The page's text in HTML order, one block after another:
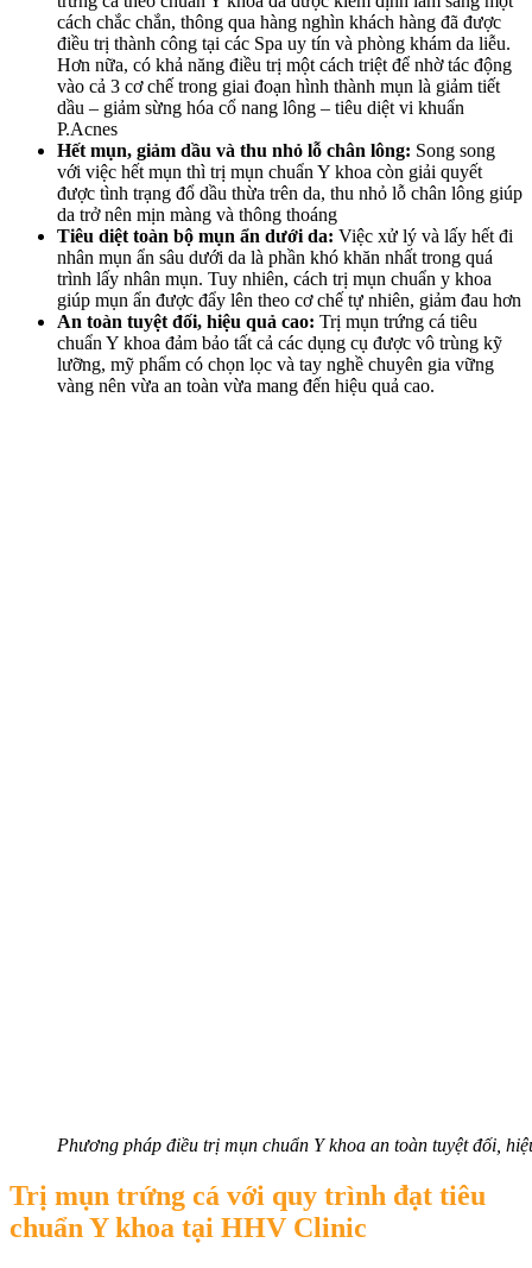
cách chắc chắn, thông qua hàng nghìn khách hàng đã được
điều trị thành công tại các Spa uy tín và phòng khám da liễu.
Hơn nữa, có khả năng điều trị một cách triệt để nhờ tác động
vào cả 3 cơ chế trong giai đoạn hình thành mụn là giảm tiết
dầu – giảm sừng hóa cổ nang lông – tiêu diệt vi khuẩn
P.Acnes
Hết mụn, giảm dầu và thu nhỏ lỗ chân lông: Song song
với việc hết mụn thì trị mụn chuẩn Y khoa còn giải quyết
được tình trạng đổ dầu thừa trên da, thu nhỏ lỗ chân lông giúp
da trở nên mịn màng và thông thoáng
Tiêu diệt toàn bộ mụn ẩn dưới da: Việc xử lý và lấy hết đi
nhân mụn ẩn sâu dưới da là phần khó khăn nhất trong quá
trình lấy nhân mụn. Tuy nhiên, cách trị mụn chuẩn y khoa
giúp mụn ẩn được đẩy lên theo cơ chế tự nhiên, giảm đau hơn
An toàn tuyệt đối, hiệu quả cao: Trị mụn trứng cá tiêu
chuẩn Y khoa đảm bảo tất cả các dụng cụ được vô trùng kỹ
lưỡng, mỹ phẩm có chọn lọc và tay nghề chuyên gia vững
vàng nên vừa an toàn vừa mang đến hiệu quả cao.
Phương pháp điều trị mụn chuẩn Y khoa an toàn tuyệt đối,
Trị mụn trứng cá với quy trình đạt tiêu
chuẩn Y khoa tại HHV Clinic